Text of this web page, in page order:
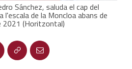
Sánchez, saluda el cap del
l'escala de la Moncloa abans de
2021 (Horitzontal)